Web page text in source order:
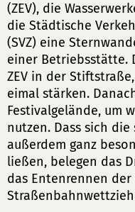
(ZEV), die
die Städtische
(SVZ) eine
einer Betriebsstätte.
ZEV in der
eimal stärken.
Festivalgelände, um
nutzen. Dass sich
außerdem ganz
ließen, belegen das
das Entenrennen der